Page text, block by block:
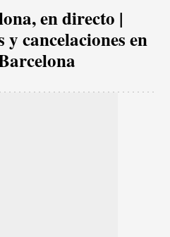
en directo |
cancelaciones en